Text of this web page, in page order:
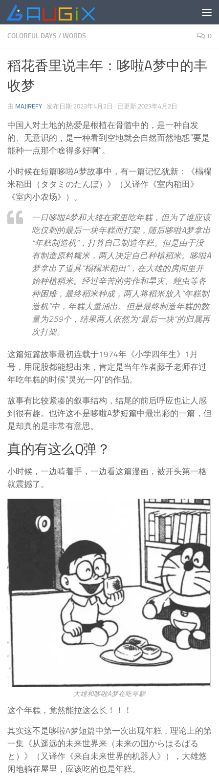
跳至内容
COLORFUL DAYS /WORDS 0
稻花香里说丰年：哆啦A梦中的丰
收梦
由 MAJIREFY · 发布日期 2023年4月2日 · 已更新 2023年4月2日
中国人对土地的热爱是根植在骨髓中的，是一种自发
的、无意识的，是一种看到空地就会自然而然地想“要是
能种一点那个啥得多好啊”。
小时候在短篇哆啦A梦故事中，有一篇记忆犹新：《榻榻
米稻田（タタミのたんぼ）》（又译作《室内稻田》
《室内小农场》）。
一日哆啦A梦和大雄在家里吃年糕，但为了谁应该
吃仅剩的最后一块年糕而打架，随后哆啦A梦拿出
“年糕制造机”，打算自己制造年糕。但是由于没
有制造原料糯米，两人决定自己种植稻米。哆啦A
梦拿出了道具“榻榻米稻田”，在大雄的房间里开
始种植稻米。经过辛苦的劳作和旱灾、蝗虫等各
种困难，最终稻米种成，两人将稻米放入“年糕制
造机”中，年糕大量涌出。但是最终制造年糕的数
量为259个，结果两人依然为“最后一块”的归属再
次打架。
这篇短篇故事最初连载于1974年《小学四年生》1月
号，用屁股都能想出来，肯定是当年作者藤子老师在过
年吃年糕的时候“灵光一闪”的作品。
故事有比较紧凑的叙事结构，结尾的前后呼应也让人感
到很有趣。也许这不是哆啦A梦短篇中最出彩的一篇，但
是却真的是非常有意思。
真的有这么Q弹？
小时候，一边啃着手，一边看这篇漫画，被开头第一格
就震撼了。
大雄和哆啦A梦在吃年糕
这个年糕，竟然能拉这么长！！！
其实这不是哆啦A梦短篇中第一次出现年糕，理论上的第
一集《从遥远的未来世界来（未来の国からはるばる
と）》（又译作《来自未来世界的机器人》），大雄悠
闲地躺在屋里，应该吃的也是年糕。